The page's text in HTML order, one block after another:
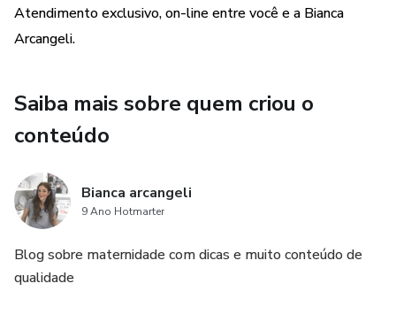
Atendimento exclusivo, on-line entre você e a Bianca
Arcangeli.
Saiba mais sobre quem criou o
conteúdo
Bianca arcangeli
9 Ano Hotmarter
Blog sobre maternidade com dicas e muito conteúdo de
qualidade